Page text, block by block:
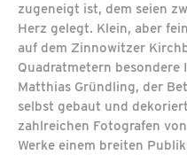
zugeneigt ist, dem seien
Herz gelegt. Klein, aber
auf dem Zinnowitzer
Quadratmetern besondere
Matthias Gründling, der
selbst gebaut und
zahlreichen Fotografen
Werke einem breiten